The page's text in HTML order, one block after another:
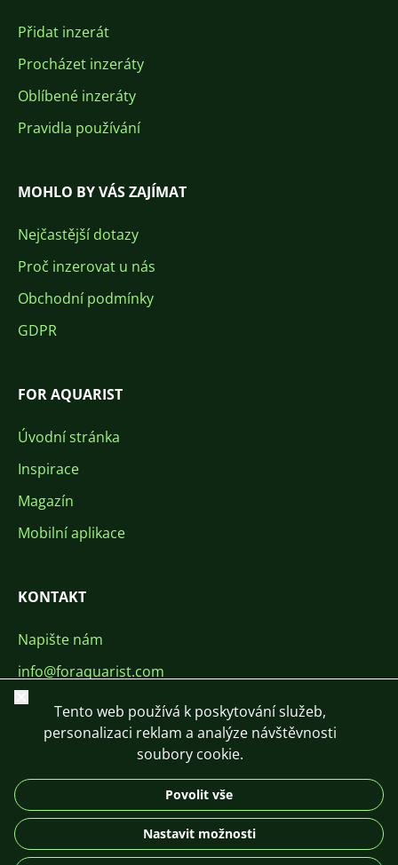
Přidat inzerát
Procházet inzeráty
Oblíbené inzeráty
Pravidla používání
MOHLO BY VÁS ZAJÍMAT
Nejčastější dotazy
Proč inzerovat u nás
Obchodní podmínky
GDPR
FOR AQUARIST
Úvodní stránka
Inspirace
Magazín
Mobilní aplikace
KONTAKT
Napište nám
info@foraquarist.com
+420 603 449 602
DE
© 2026 For Aquarist
Zavřít
Tento web používá k poskytování služeb,
personalizaci reklam a analýze návštěvnosti
soubory cookie.
Povolit vše
Nastavit možnosti